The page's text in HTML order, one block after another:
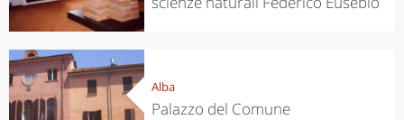
Alba
Palazzo del Comune